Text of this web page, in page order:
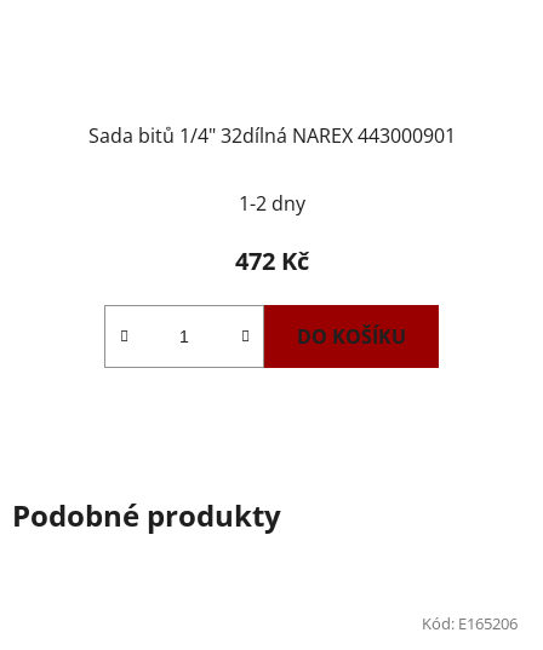
Sada bitů 1/4" 32dílná NAREX 443000901
1-2 dny
472 Kč
DO KOŠÍKU
Podobné produkty
Kód: E165206